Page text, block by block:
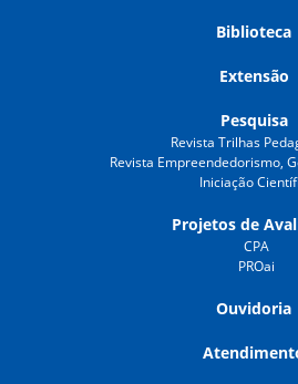
Biblioteca
Extensão
Pesquisa
Revista Trilhas
Revista Empreendedorismo,
Iniciação
Projetos de
CPA
PROai
Ouvidoria